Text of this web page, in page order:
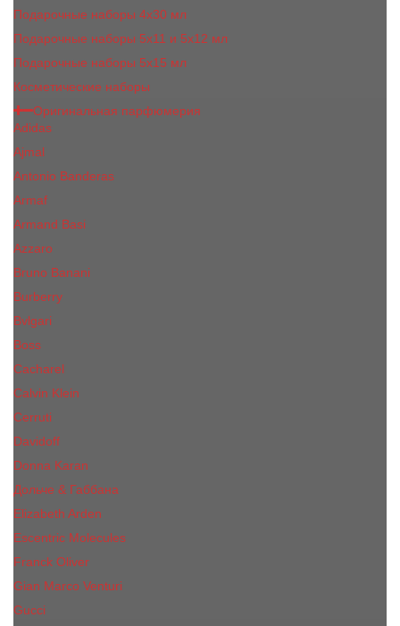
Подарочные наборы 4x30 мл
Подарочные наборы 5x11 и 5х12 мл
Подарочные наборы 5x15 мл
Косметические наборы
Оригинальная парфюмерия
Adidas
Ajmal
Antonio Banderas
Armaf
Armand Basi
Azzaro
Bruno Banani
Burberry
Bvlgari
Boss
Cacharel
Calvin Klein
Cerruti
Davidoff
Donna Karan
Дольче & Габбана
Elizabeth Arden
Escentric Molecules
Franck Oliver
Gian Marco Venturi
Gucci